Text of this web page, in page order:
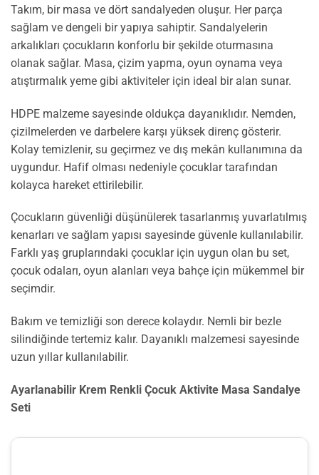
Takım, bir masa ve dört sandalyeden oluşur. Her parça
sağlam ve dengeli bir yapıya sahiptir. Sandalyelerin
arkalıkları çocukların konforlu bir şekilde oturmasına
olanak sağlar. Masa, çizim yapma, oyun oynama veya
atıştırmalık yeme gibi aktiviteler için ideal bir alan sunar.
HDPE malzeme sayesinde oldukça dayanıklıdır. Nemden,
çizilmelerden ve darbelere karşı yüksek direnç gösterir.
Kolay temizlenir, su geçirmez ve dış mekân kullanımına da
uygundur. Hafif olması nedeniyle çocuklar tarafından
kolayca hareket ettirilebilir.
Çocukların güvenliği düşünülerek tasarlanmış yuvarlatılmış
kenarları ve sağlam yapısı sayesinde güvenle kullanılabilir.
Farklı yaş gruplarındaki çocuklar için uygun olan bu set,
çocuk odaları, oyun alanları veya bahçe için mükemmel bir
seçimdir.
Bakım ve temizliği son derece kolaydır. Nemli bir bezle
silindiğinde tertemiz kalır. Dayanıklı malzemesi sayesinde
uzun yıllar kullanılabilir.
Ayarlanabilir Krem Renkli Çocuk Aktivite Masa Sandalye
Seti